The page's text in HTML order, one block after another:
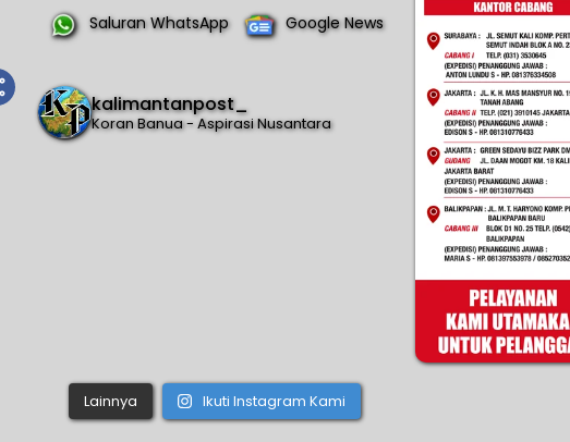
Saluran WhatsApp Google News
kalimantanpost_
Koran Banua - Aspirasi Nusantara
Lainnya Ikuti Instagram Kami